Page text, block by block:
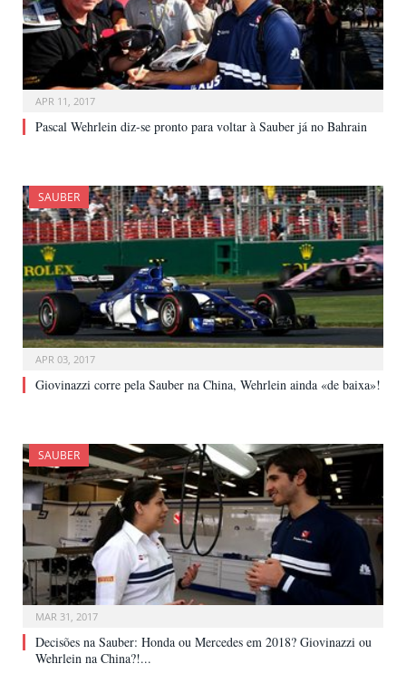
APR 11, 2017
Pascal Wehrlein diz-se pronto para voltar à Sauber já no Bahrain
SAUBER
APR 03, 2017
Giovinazzi corre pela Sauber na China, Wehrlein ainda «de baixa»!
SAUBER
MAR 31, 2017
Decisões na Sauber: Honda ou Mercedes em 2018? Giovinazzi ou
Wehrlein na China?!...